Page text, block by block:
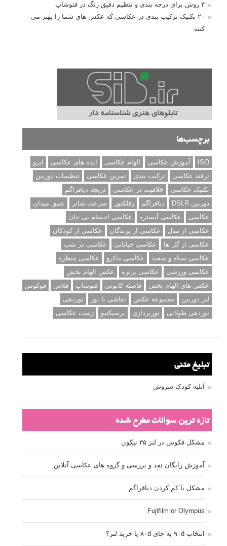
۳ روش برای درجه بندی و تنظیم دقیق رنگ در فتوشاپ
۲۰ تکنیک ترکیب بندی در عکاسی که عکس های شما را بهتر می
کنند
برچسب‌ها
ISO آموزش عکاسی الهام عکاسی ایده های عکاسی
ایزو
ترفند عکاسی
ترکیب بندی تمرین عکاسی
تنظیمات دوربین
تکنیک عکاسی
خلاقیت در عکاسی
دریچه دیافراگم
دوربین DSLR
دیافراگم رفلکتور سرعت شاتر
عمق میدان
عکاسی
عکاسی آبستره
عکاسی اجسام بی جان
عکاسی از مدل
عکاسی از پرندگان
عکاسی از کودکان
عکاسی از گل ها
عکاسی خیابانی
عکاسی در شب
عکاسی سیاه و سفید
عکاسی ماکرو
عکاسی منظره
عکاسی ورزشی
عکاسی پرتره
عکس الهام بخش
عکس های الهام بخش
فاصله کانونی فتوشاپ فلاش
فوکوس
لنز دوربین
مجموعه عکس نقاشی با نور
نوردهی
نوردهی طولانی
نورپردازی پرسپکتیو ژست عکاسی
تبلیغ متنی
آتلیه کودک سروش
تازه ترین سوالات مطرح شده
مشکل فکوس در لنز ۳۵ نیکون
آموزش رایگان نقد و بررسی و گروه های عکاسی آنلاین
مشکل با کم کردن دیافراگم
Fujifilm or Olympus
انتخاب ۹۰d به جای ۸۰d یا خرید لنز؟